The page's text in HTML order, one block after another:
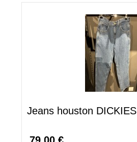
Jeans houston DICKIES